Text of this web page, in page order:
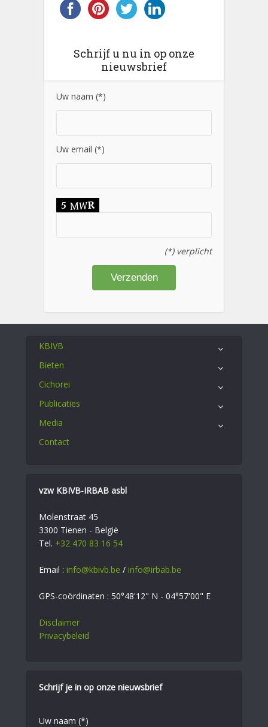
Schrijf u nu in op onze
nieuwsbrief
Uw naam (*)
Uw email (*)
(*) verplicht
KBIVB
Bieten
Cichorei
Publicaties
Media
Contact
vzw KBIVB-IRBAB asbl
Molenstraat 45
3300 Tienen - België
Tel. +32 470 83 16 54
Email : info@kbivb.be / info@irbab.be
GPS-coördinaten : 50°48'12" N - 04°57'00" E
Disclaimer
Privacybeleid
Schrijf je in op onze nieuwsbrief
Uw naam (*)